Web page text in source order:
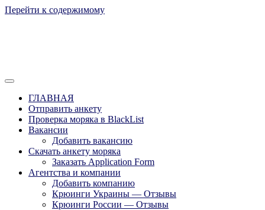
Перейти к содержимому
Рассылка
Вакансии для моряков. Работа для
моряков в море. Каталог крюинговых
компаний и морских агентств
Украины, России, Европы и Всего
мира. Отзывы, Контакты, Работа,
Вакансии для моряков. Рассылка
апликашки CV application form
ГЛАВНАЯ
Отправить анкету
Проверка моряка в BlackList
Вакансии
Добавить вакансию
Скачать анкету моряка
Заказать Application Form
Агентства и компании
Добавить компанию
Крюинги Украины — Отзывы
Крюинги России — Отзывы